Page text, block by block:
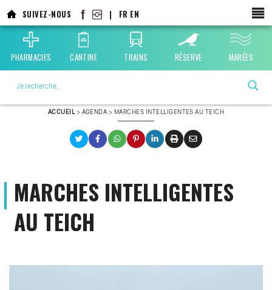
au
contenu
principal
SUIVEZ-NOUS | FR EN
PHARMACIES CANTINE TRAINS RÉSERVE MARÉES
ACCUEIL> AGENDA > MARCHES INTELLIGENTES AU TEICH
MARCHES INTELLIGENTES
AU TEICH